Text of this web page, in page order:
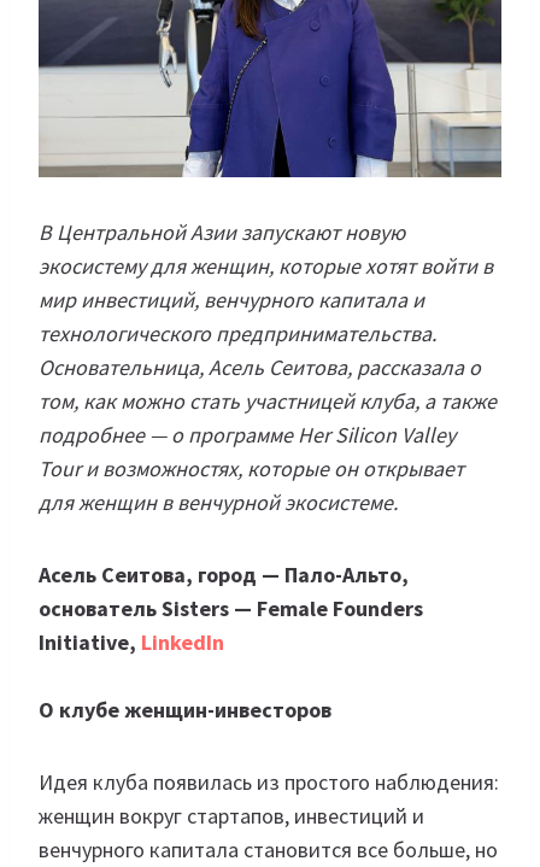
В Центральной Азии запускают новую
экосистему для женщин, которые хотят войти в
мир инвестиций, венчурного капитала и
технологического предпринимательства.
Основательница, Асель Сеитова, рассказала о
том, как можно стать участницей клуба, а также
подробнее — о программе Her Silicon Valley
Tour и возможностях, которые он открывает
для женщин в венчурной экосистеме.
Асель Сеитова, город — Пало-Альто,
основатель Sisters — Female Founders
Initiative, LinkedIn
О клубе женщин-инвесторов
Идея клуба появилась из простого наблюдения:
женщин вокруг стартапов, инвестиций и
венчурного капитала становится все больше, но